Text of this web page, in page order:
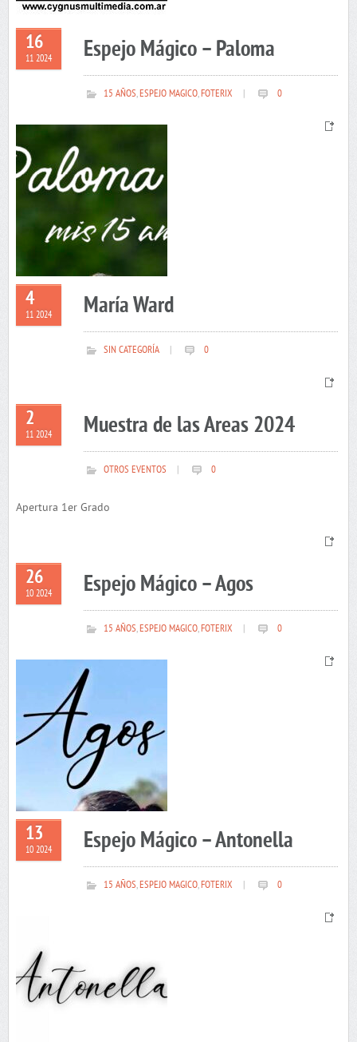
16
11 2024 Espejo Mágico – Paloma
15 AÑOS,ESPEJO MAGICO,FOTERIX 0
4
11 2024 María Ward
SIN CATEGORÍA 0
2
11 2024 Muestra de las Areas 2024
OTROS EVENTOS 0
Apertura 1er Grado
26
10 2024 Espejo Mágico – Agos
15 AÑOS,ESPEJO MAGICO,FOTERIX 0
13
10 2024 Espejo Mágico – Antonella
15 AÑOS,ESPEJO MAGICO,FOTERIX 0